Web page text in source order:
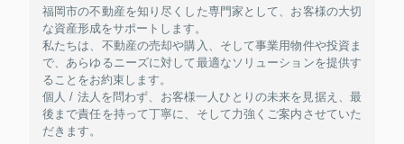
福岡市の不動産を知り尽くした専門家として、お客様の大切
な資産形成をサポートします。
私たちは、不動産の売却や購入、そして事業用物件や投資ま
で、あらゆるニーズに対して最適なソリューションを提供す
ることをお約束します。
個人 / 法人を問わず、お客様一人ひとりの未来を見据え、最
後まで責任を持って丁寧に、そして力強くご案内させていた
だきます。